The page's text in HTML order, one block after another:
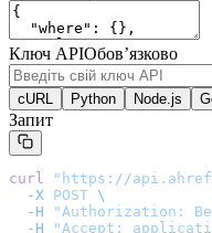
Ключ APIОбов’язково
cURL
Python Node.js
Запит
curl " https://
  -X
POST \
  -H
"Authorization:
  -H
"Accept: